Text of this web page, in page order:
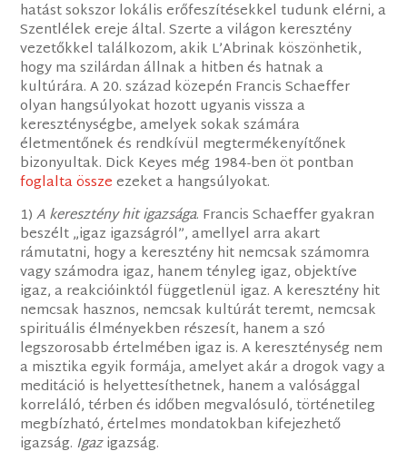
hatást sokszor lokális erőfeszítésekkel tudunk elérni, a
Szentlélek ereje által. Szerte a világon keresztény
vezetőkkel találkozom, akik L’Abrinak köszönhetik,
hogy ma szilárdan állnak a hitben és hatnak a
kultúrára. A 20. század közepén Francis Schaeffer
olyan hangsúlyokat hozott ugyanis vissza a
kereszténységbe, amelyek sokak számára
életmentőnek és rendkívül megtermékenyítőnek
bizonyultak. Dick Keyes még 1984-ben öt pontban
foglalta összeezeket a hangsúlyokat.
1)A keresztény hit igazsága. Francis Schaeffer gyakran
beszélt „igaz igazságról”, amellyel arra akart
rámutatni, hogy a keresztény hit nemcsak számomra
vagy számodra igaz, hanem tényleg igaz, objektíve
igaz, a reakcióinktól függetlenül igaz. A keresztény hit
nemcsak hasznos, nemcsak kultúrát teremt, nemcsak
spirituális élményekben részesít, hanem a szó
legszorosabb értelmében igaz is. A kereszténység nem
a misztika egyik formája, amelyet akár a drogok vagy a
meditáció is helyettesíthetnek, hanem a valósággal
korreláló, térben és időben megvalósuló, történetileg
megbízható, értelmes mondatokban kifejezhető
igazság. Igazigazság.